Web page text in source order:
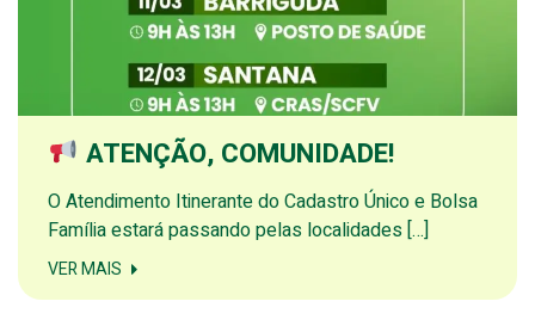
ATENÇÃO, COMUNIDADE!
O Atendimento Itinerante do Cadastro Único e Bolsa
Família estará passando pelas localidades […]
VER MAIS